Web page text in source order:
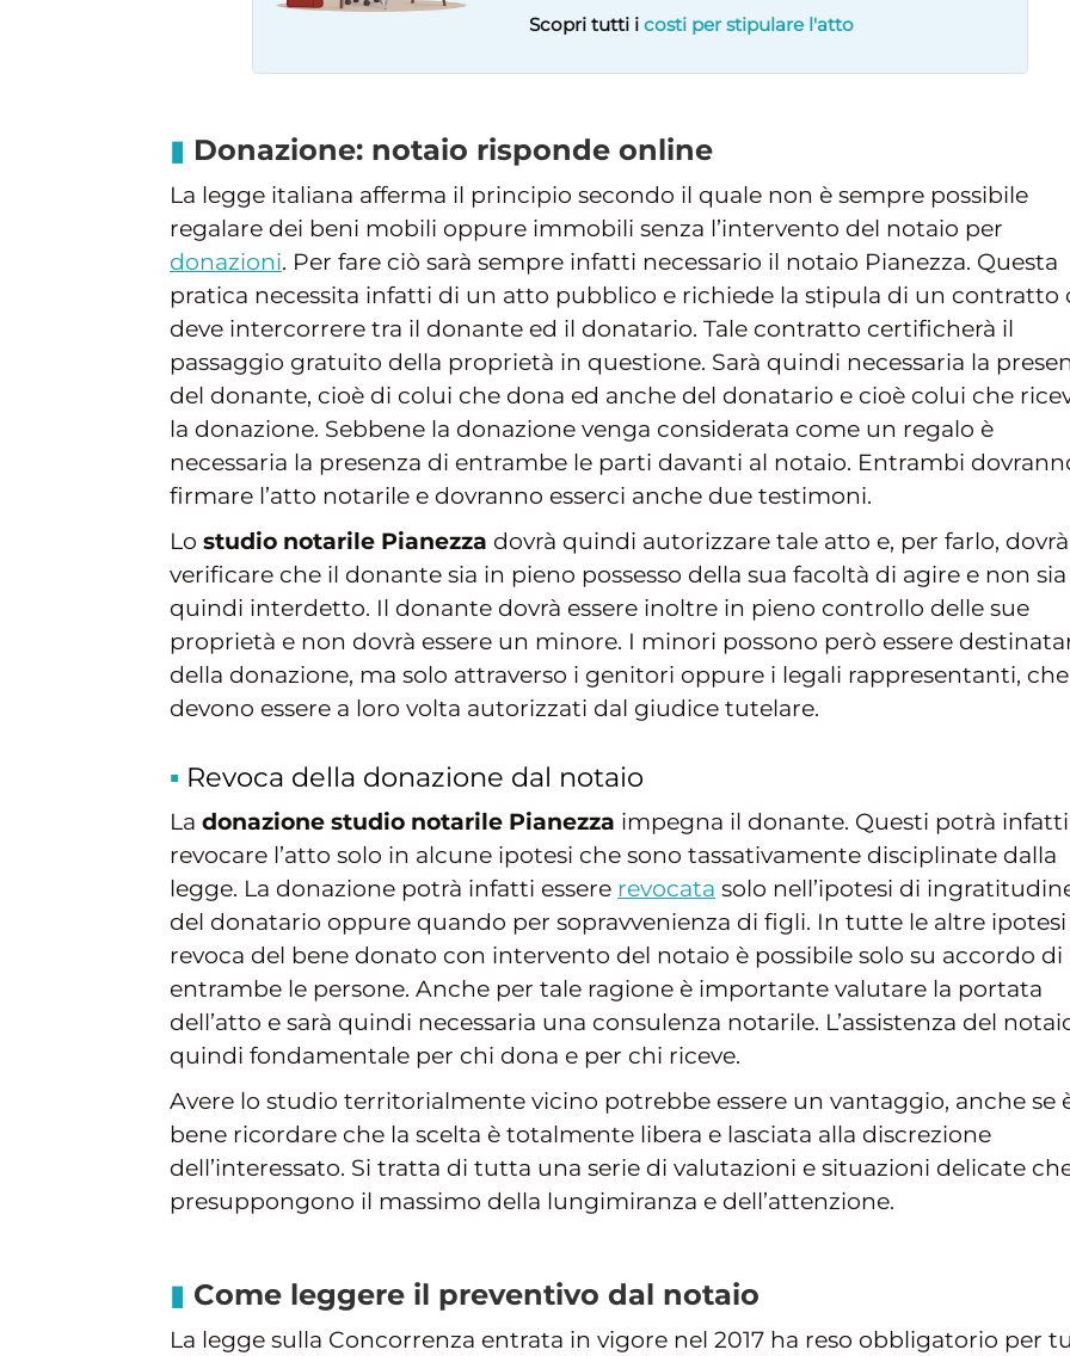
Scopri tutti i costi per stipulare l'atto
Donazione: notaio risponde online
La legge italiana afferma il principio secondo il quale non è sempre possibile
regalare dei beni mobili oppure immobili senza l’intervento del notaio per
donazioni. Per fare ciò sarà sempre infatti necessario il notaio Pianezza. Questa
pratica necessita infatti di un atto pubblico e richiede la stipula di un contratto
deve intercorrere tra il donante ed il donatario. Tale contratto certificherà il
passaggio gratuito della proprietà in questione. Sarà quindi necessaria la
del donante, cioè di colui che dona ed anche del donatario e cioè colui che
la donazione. Sebbene la donazione venga considerata come un regalo è
necessaria la presenza di entrambe le parti davanti al notaio. Entrambi
firmare l’atto notarile e dovranno esserci anche due testimoni.
Lo studio notarile Pianezza dovrà quindi autorizzare tale atto e, per farlo, dovrà
verificare che il donante sia in pieno possesso della sua facoltà di agire e non sia
quindi interdetto. Il donante dovrà essere inoltre in pieno controllo delle sue
proprietà e non dovrà essere un minore. I minori possono però essere
della donazione, ma solo attraverso i genitori oppure i legali rappresentanti, che
devono essere a loro volta autorizzati dal giudice tutelare.
Revoca della donazione dal notaio
La donazione studio notarile Pianezza impegna il donante. Questi potrà infatti
revocare l’atto solo in alcune ipotesi che sono tassativamente disciplinate dalla
legge. La donazione potrà infatti essere revocata solo nell’ipotesi di
del donatario oppure quando per sopravvenienza di figli. In tutte le altre ipotesi
revoca del bene donato con intervento del notaio è possibile solo su accordo di
entrambe le persone. Anche per tale ragione è importante valutare la portata
dell’atto e sarà quindi necessaria una consulenza notarile. L’assistenza del
quindi fondamentale per chi dona e per chi riceve.
Avere lo studio territorialmente vicino potrebbe essere un vantaggio, anche se
bene ricordare che la scelta è totalmente libera e lasciata alla discrezione
dell’interessato. Si tratta di tutta una serie di valutazioni e situazioni delicate
presuppongono il massimo della lungimiranza e dell’attenzione.
Come leggere il preventivo dal notaio
La legge sulla Concorrenza entrata in vigore nel 2017 ha reso obbligatorio per